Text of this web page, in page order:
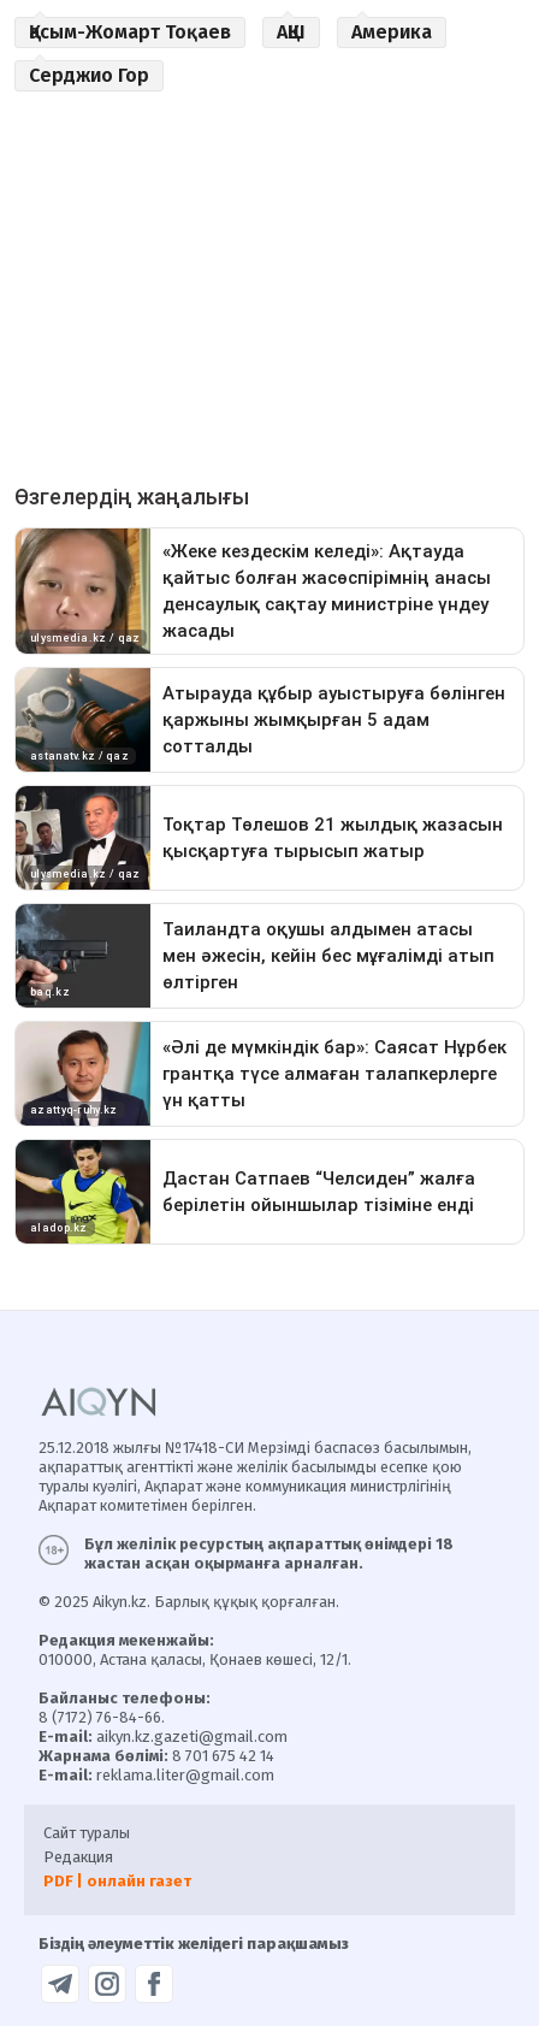
Қасым-Жомарт Тоқаев АҚШ
Америка
Серджио Гор
25.12.2018 жылғы №17418-СИ Мерзімді баспасөз басылымын,
ақпараттық агенттікті және желілік басылымды есепке қою
туралы куәлігі, Ақпарат және коммуникация министрлігінің
Ақпарат комитетімен берілген.
Бұл желілік ресурстың ақпараттық өнімдері 18
жастан асқан оқырманға арналған.
© 2025 Aikyn.kz. Барлық құқық қорғалған.
Редакция мекенжайы:
010000, Астана қаласы, Қонаев көшесі, 12/1.
Байланыс телефоны:
8 (7172) 76-84-66.
E-mail: aikyn.kz.gazeti@gmail.com
Жарнама бөлімі: 8 701 675 42 14
E-mail: reklama.liter@gmail.com
Сайт туралы
Редакция
PDF | онлайн газет
Біздің әлеуметтік желідегі парақшамыз